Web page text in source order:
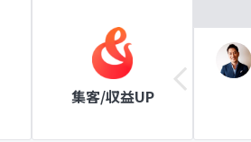
集客/収益UP
ールの表示で初めての方
ブ